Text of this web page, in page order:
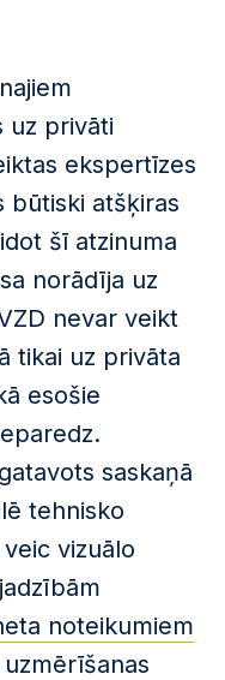
uz privāti
ekspertīzes
būtiski atšķiras
šī atzinuma
norādīja uz
nevar veikt
tikai uz privāta
esošie
saskaņā
tehnisko
vizuālo
noteikumiem